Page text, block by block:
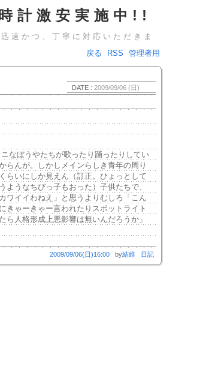
計激安実施中!!
速かつ、丁寧に対応いただきま
戻る RSS 管理者用
DATE : 2009/09/06 (日)
なぼうやたちが歌ったり踊ったりしてい
らんが。しかしメインらしき青年の周り
らいにしか見えん（訂正。ひょっとして
ようなちびっ子もおった）子供たちで、
ワイイわねえ」と思うよりむしろ「こん
きゃーきゃー言われたりスポットライト
ら人格形成上悪影響は無いんだろうか」
2009/09/06(日)16:00 by結維 日記